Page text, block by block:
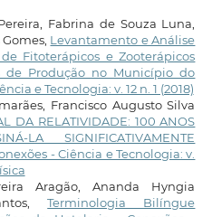
Fabrina de Souza Luna,
Levantamento e Análise
Fitoterápicos e Zooterápicos
de Produção no Município do
e Tecnologia: v. 12 n. 1 (2018)
Francisco Augusto Silva
DA RELATIVIDADE: 100 ANOS
LA SIGNIFICATIVAMENTE
- Ciência e Tecnologia: v.
Aragão, Ananda Hyngia
Terminologia Bilíngue